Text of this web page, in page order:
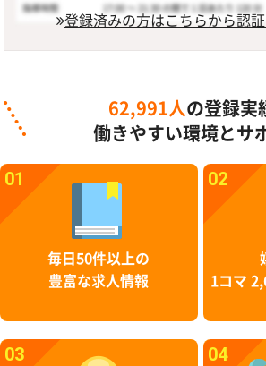
登録済みの方はこちらから認
62,991人 の登録実
働きやすい環境とサ
01
毎日50件以上の
豊富な求人情報
02
1コマ
03 04